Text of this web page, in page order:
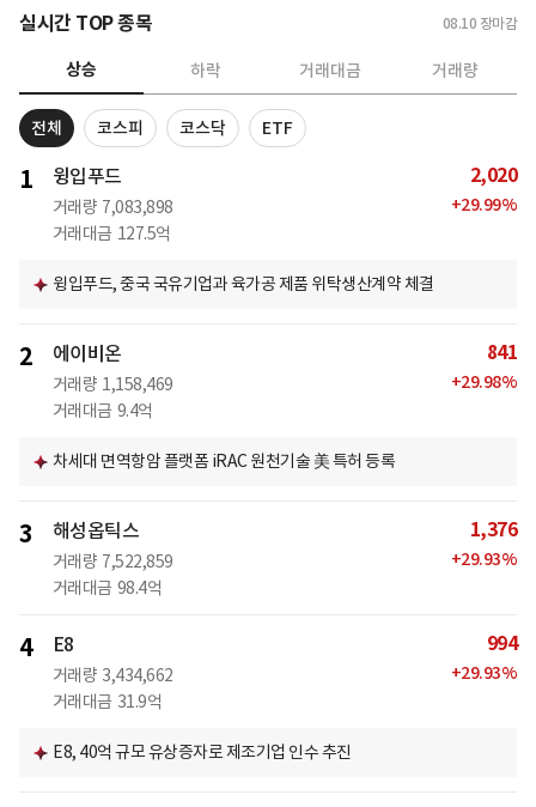
실시간 TOP 종목 08.10 장마감
상승 하락 거래대금 거래량
전체 코스피 코스닥 ETF
1 윙입푸드
거래량 7,083,898
거래대금 127.5억
2,020
+29.99%
윙입푸드, 중국 국유기업과 육가공 제품 위탁생산계약 체결
2 에이비온
거래량 1,158,469
거래대금 9.4억
841
+29.98%
차세대 면역항암 플랫폼 iRAC 원천기술 美 특허 등록
3 해성옵틱스
거래량 7,522,859
거래대금 98.4억
1,376
+29.93%
4 E8
거래량 3,434,662
거래대금 31.9억
994
+29.93%
E8, 40억 규모 유상증자로 제조기업 인수 추진